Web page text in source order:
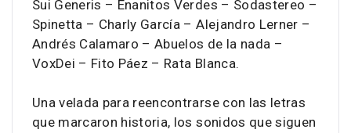
Sui Generis – Enanitos Verdes – Sodastereo –
Spinetta – Charly García – Alejandro Lerner –
Andrés Calamaro – Abuelos de la nada –
VoxDei – Fito Páez – Rata Blanca.
Una velada para reencontrarse con las letras
que marcaron historia, los sonidos que siguen